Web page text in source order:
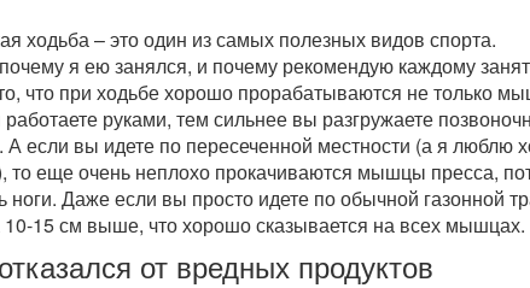
ходьба – это один из самых полезных видов спорта.
я ею занялся, и почему рекомендую каждому
что при ходьбе хорошо прорабатываются не только
руками, тем сильнее вы разгружаете
А если вы идете по пересеченной местности (а я люблю
то еще очень неплохо прокачиваются мышцы пресса,
Даже если вы просто идете по обычной газонной
10-15 см выше, что хорошо сказывается на всех мышцах.
от вредных продуктов